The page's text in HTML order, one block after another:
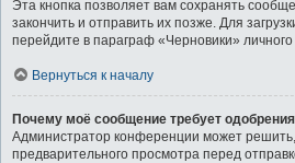
Эта кнопка позволяет вам сохранять
закончить и отправить их позже. Для
перейдите в параграф «Черновики»
Вернуться к началу
Почему моё сообщение требует
Администратор конференции может
предварительного просмотра перед